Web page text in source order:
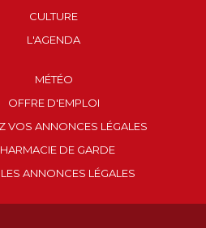
CULTURE
L'AGENDA
MÉTÉO
OFFRE D'EMPLOI
VOS ANNONCES LÉGALES
DE GARDE
ANNONCES LÉGALES